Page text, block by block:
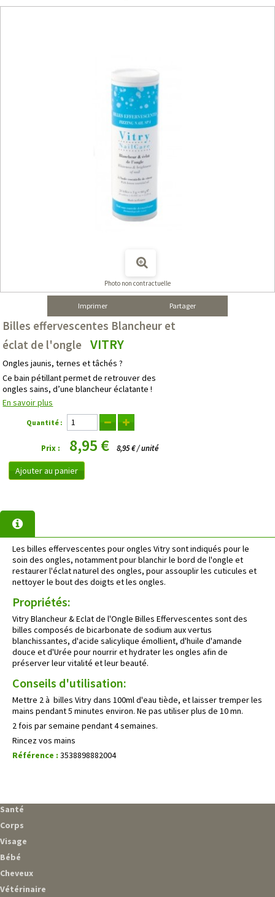
Photo non contractuelle
Imprimer Partager
Billes effervescentes Blancheur et
éclat de l'ongle
VITRY
Ongles jaunis, ternes et tâchés ?
Ce bain pétillant permet de retrouver des
ongles sains, d’une blancheur éclatante !
En savoir plus
Quantité :
Prix : 8,95 € 8,95 € / unité
Ajouter au panier
Les billes effervescentes pour ongles Vitry sont indiqués pour le
soin des ongles, notamment pour blanchir le bord de l'ongle et
restaurer l'éclat naturel des ongles, pour assouplir les cuticules et
nettoyer le bout des doigts et les ongles.
Propriétés:
Vitry Blancheur & Eclat de l'Ongle Billes Effervescentes sont des
billes composés de bicarbonate de sodium aux vertus
blanchissantes, d'acide salicylique émollient, d'huile d'amande
douce et d'Urée pour nourrir et hydrater les ongles afin de
préserver leur vitalité et leur beauté.
Conseils d'utilisation:
Mettre 2 à billes Vitry dans 100ml d'eau tiède, et laisser tremper les
mains pendant 5 minutes environ. Ne pas utiliser plus de 10 mn.
2 fois par semaine pendant 4 semaines.
Rincez vos mains
Référence : 3538898882004
Santé
Corps
Visage
Bébé
Cheveux
Vétérinaire